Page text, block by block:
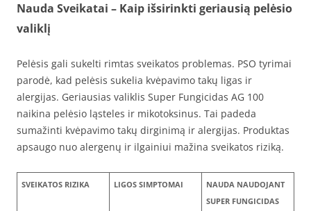
Nauda Sveikatai – Kaip išsirinkti geriausią pelėsio
valiklį
Pelėsis gali sukelti rimtas sveikatos problemas. PSO tyrimai
parodė, kad pelėsis sukelia kvėpavimo takų ligas ir
alergijas. Geriausias valiklis Super Fungicidas AG 100
naikina pelėsio ląsteles ir mikotoksinus. Tai padeda
sumažinti kvėpavimo takų dirginimą ir alergijas. Produktas
apsaugo nuo alergenų ir ilgainiui mažina sveikatos riziką.
SVEIKATOS RIZIKA LIGOS SIMPTOMAI
NAUDA NAUDOJANT
SUPER FUNGICIDAS